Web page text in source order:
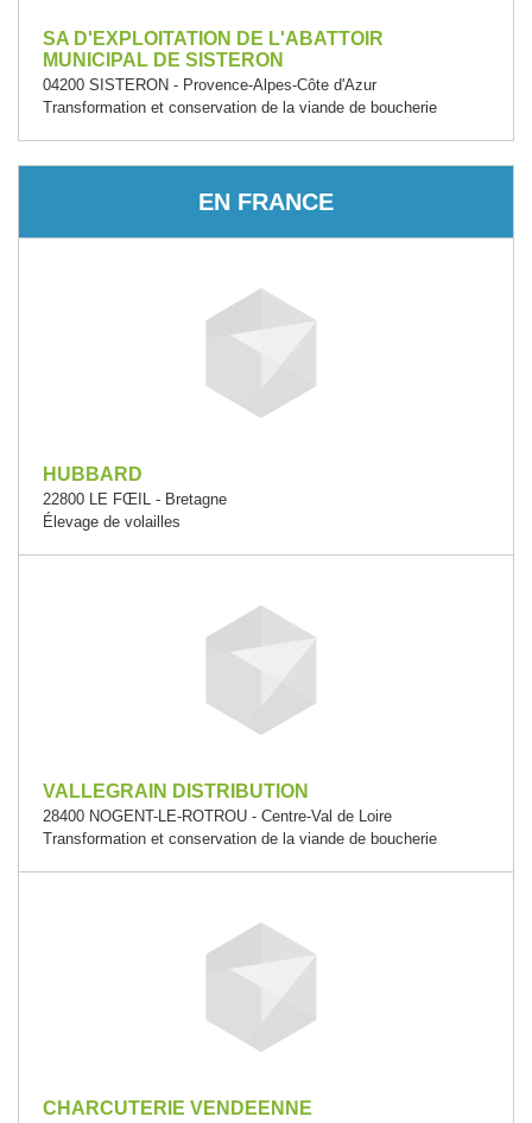
SA D'EXPLOITATION DE L'ABATTOIR
MUNICIPAL DE SISTERON
04200 SISTERON - Provence-Alpes-Côte d'Azur
Transformation et conservation de la viande de boucherie
EN FRANCE
HUBBARD
22800 LE FŒIL - Bretagne
Élevage de volailles
VALLEGRAIN DISTRIBUTION
28400 NOGENT-LE-ROTROU - Centre-Val de Loire
Transformation et conservation de la viande de boucherie
CHARCUTERIE VENDEENNE